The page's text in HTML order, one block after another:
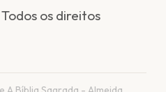
Todos os direitos